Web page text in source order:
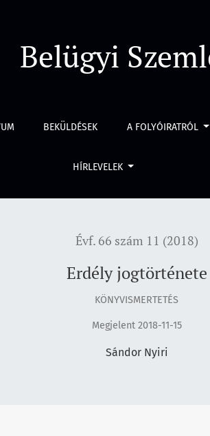
Belügyi
BEKÜLDÉSEK A FOLYÓIRATRÓL
HÍRLEVELEK
Évf. 66 szám 11 (2018)
Erdély jogtörténete
KÖNYVISMERTETÉS
Megjelent 2018-11-15
Sándor Nyiri